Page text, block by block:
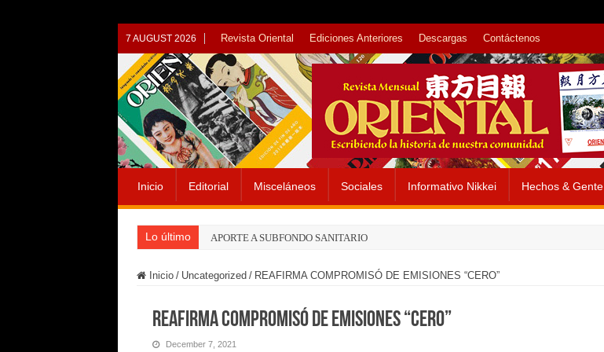
7 AUGUST 2026 Revista Oriental Ediciones Anteriores Descargas Contáctenos
Inicio Editorial Misceláneos Sociales Informativo Nikkei Hechos & Gente
Lo último APORTE A SUBFONDO SANITARIO
Inicio / Uncategorized / REAFIRMA COMPROMISÓ DE EMISIONES “CERO”
REAFIRMA COMPROMISÓ DE EMISIONES “CERO”
December 7, 2021